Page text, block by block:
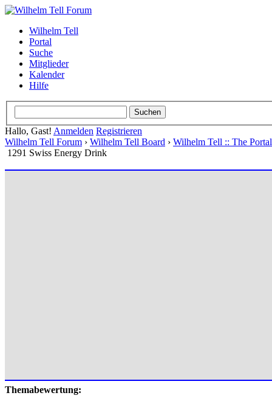
Wilhelm Tell
Portal
Suche
Mitglieder
Kalender
Hilfe
Hallo, Gast! Anmelden Registrieren
Wilhelm Tell Forum › Wilhelm Tell Board › Wilhelm Tell :: The
1291 Swiss Energy Drink
Themabewertung: